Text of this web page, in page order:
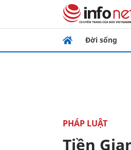
Đời sống
PHÁP LUẬT
Tiền